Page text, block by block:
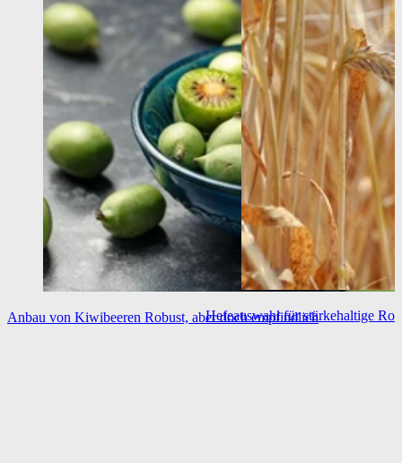
Anbau von Kiwibeeren Robust, aber doch empfindlich
Hefeauswahl für stärkehaltige